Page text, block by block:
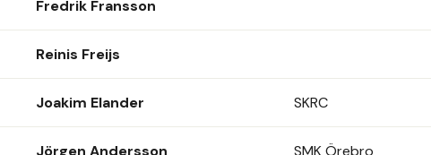
Fredrik Fransson
Reinis Freijs
Joakim Elander SKRC
Jörgen Andersson SMK Örebro